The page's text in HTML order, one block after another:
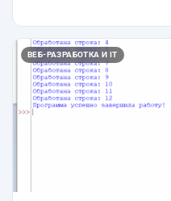
ВЕБ-РАЗРАБОТКА И IT